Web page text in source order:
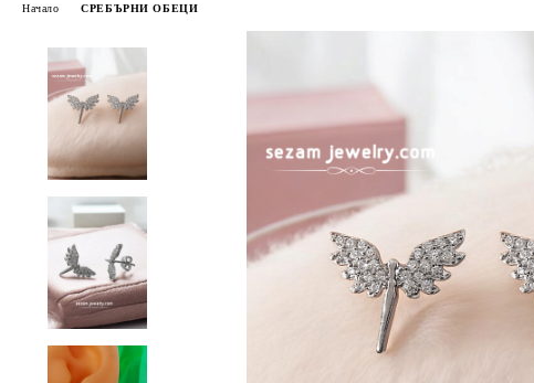
Начало СРЕБЪРНИ ОБЕЦИ